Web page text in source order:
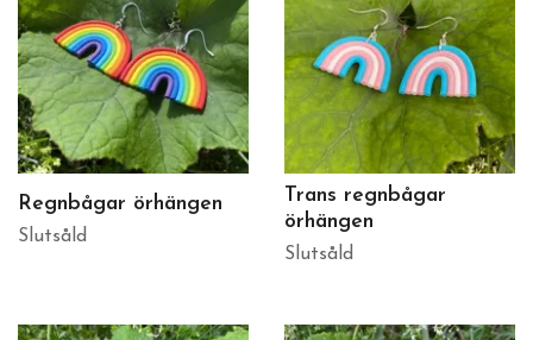
Regnbågar örhängen
Slutsåld
Trans regnbågar
örhängen
Slutsåld